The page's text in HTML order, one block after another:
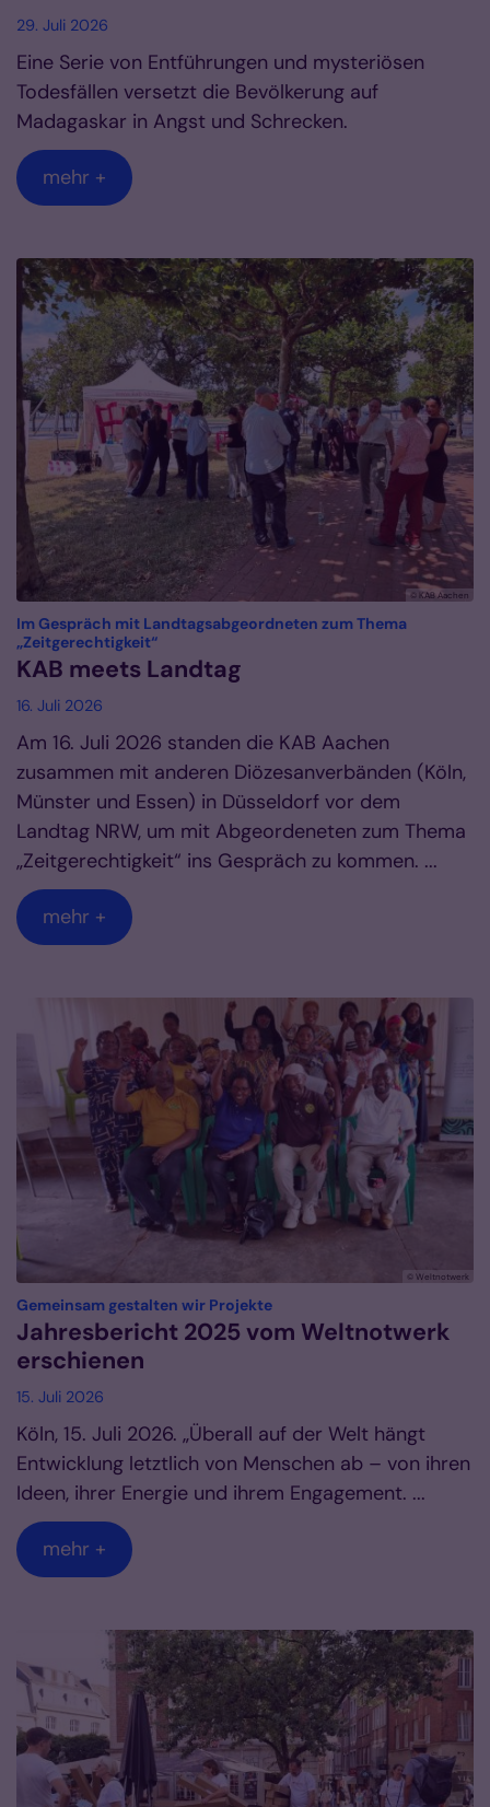
29. Juli 2026
Eine Serie von Entführungen und mysteriösen
Todesfällen versetzt die Bevölkerung auf
Madagaskar in Angst und Schrecken.
mehr +
© KAB Aachen
Im Gespräch mit Landtagsabgeordneten zum Thema
„Zeitgerechtigkeit“:
KAB meets Landtag
16. Juli 2026
Am 16. Juli 2026 standen die KAB Aachen
zusammen mit anderen Diözesanverbänden (Köln,
Münster und Essen) in Düsseldorf vor dem
Landtag NRW, um mit Abgeordeneten zum Thema
„Zeitgerechtigkeit“ ins Gespräch zu kommen. ...
mehr +
© Weltnotwerk
Gemeinsam gestalten wir Projekte:
Jahresbericht 2025 vom Weltnotwerk
erschienen
15. Juli 2026
Köln, 15. Juli 2026. „Überall auf der Welt hängt
Entwicklung letztlich von Menschen ab – von ihren
Ideen, ihrer Energie und ihrem Engagement. ...
mehr +